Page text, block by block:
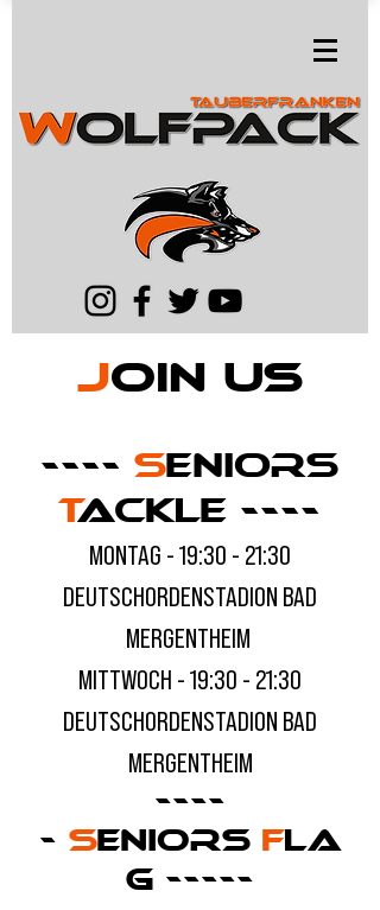
Join US
---- SENIORS
TACKLE ----
MONTAG - 19:30 - 21:30
DEUTSCHORDENSTADION BAD
MERGENTHEIM
MITTWOCH - 19:30 - 21:30
DEUTSCHORDENSTADION BAD
MERGENTHEIM
----
- SENIORSF LA
G -----